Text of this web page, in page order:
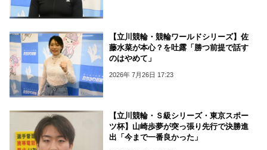
【立川競輪・競輪ワールドシリーズ】佐
藤水菜が本心？を吐露「勝つ前提で話す
のはやめて」
2026年 7月26日 17:23
【立川競輪・Ｓ級シリーズ・東京スポー
ツ杯】山崎歩夢が突っ張り先行で決勝進
出「今まで一番良かった」